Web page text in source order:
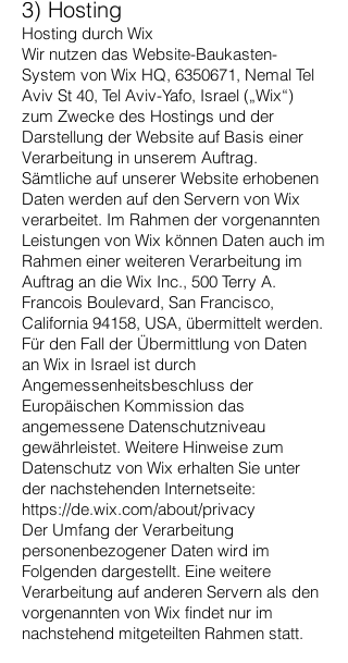
3) Hosting
Hosting durch Wix
Wir nutzen das Website-Baukasten-
System von Wix HQ, 6350671, Nemal Tel
Aviv St 40, Tel Aviv-Yafo, Israel („Wix“)
zum Zwecke des Hostings und der
Darstellung der Website auf Basis einer
Verarbeitung in unserem Auftrag.
Sämtliche auf unserer Website erhobenen
Daten werden auf den Servern von Wix
verarbeitet. Im Rahmen der vorgenannten
Leistungen von Wix können Daten auch im
Rahmen einer weiteren Verarbeitung im
Auftrag an die Wix Inc., 500 Terry A.
Francois Boulevard, San Francisco,
California 94158, USA, übermittelt werden.
Für den Fall der Übermittlung von Daten
an Wix in Israel ist durch
Angemessenheitsbeschluss der
Europäischen Kommission das
angemessene Datenschutzniveau
gewährleistet. Weitere Hinweise zum
Datenschutz von Wix erhalten Sie unter
der nachstehenden Internetseite:
https://de.wix.com/about/privacy
Der Umfang der Verarbeitung
personenbezogener Daten wird im
Folgenden dargestellt. Eine weitere
Verarbeitung auf anderen Servern als den
vorgenannten von Wix findet nur im
nachstehend mitgeteilten Rahmen statt.